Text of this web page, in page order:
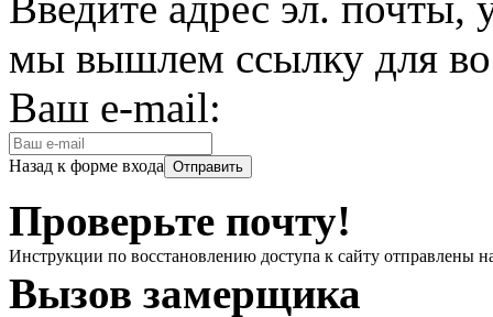
мы вышлем ссылку для
Ваш e-mail:
Назад к форме входа
Проверьте почту!
Инструкции по восстановлению доступа к сайту отправлены
Вызов замерщика